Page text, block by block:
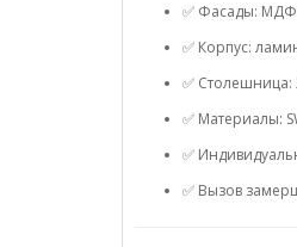
✅ Фасады: МДФ
✅ Корпус:
✅
✅ Материалы:
✅
✅ Вызов